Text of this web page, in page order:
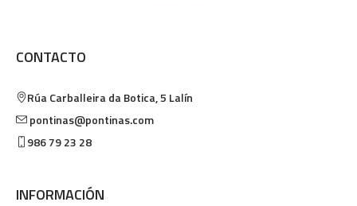
CONTACTO
Rúa Carballeira da Botica, 5 Lalín
pontinas@pontinas.com
986 79 23 28
INFORMACIÓN